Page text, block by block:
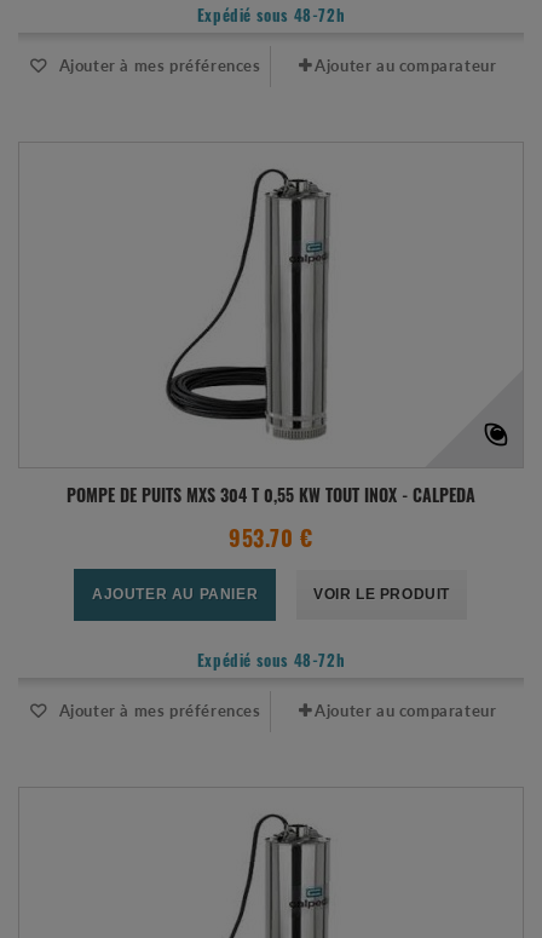
Expédié sous 48-72h
Ajouter à mes préférences Ajouter au comparateur
POMPE DE PUITS MXS 304 T 0,55 KW TOUT INOX - CALPEDA
953.70 €
AJOUTER AU PANIER VOIR LE PRODUIT
Expédié sous 48-72h
Ajouter à mes préférences Ajouter au comparateur